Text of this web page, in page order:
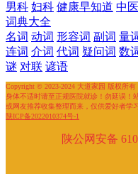
男科 妇科 健康早知道 中
词典大全
名词 动词 形容词 副词 量
连词 介词 代词 疑问词 数
谜 对联 谚语
Copyright © 2023-2024 大道家园 版权所有
身体不适时请至正规医院就诊！勿延误！
或网友推荐收集整理而来，仅供爱好者学
陕ICP备2022010374号-1
陕公网安备